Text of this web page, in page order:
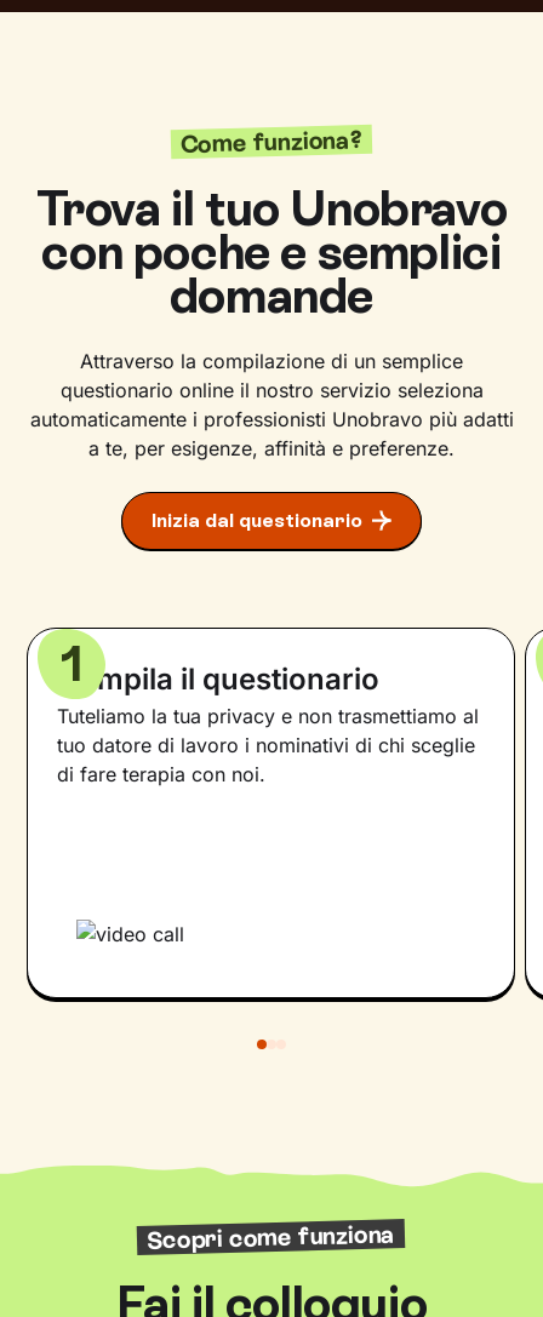
Come funziona?
Trova il tuo Unobravo
con poche e semplici
domande
Attraverso la compilazione di un semplice
questionario online il nostro servizio seleziona
automaticamente i professionisti Unobravo più adatti
a te, per esigenze, affinità e preferenze.
Inizia dal questionario
Compila il questionario
Tuteliamo la tua privacy e non trasmettiamo al
tuo datore di lavoro i nominativi di chi sceglie
di fare terapia con noi.
1
Scopri come funziona
Fai il colloquio